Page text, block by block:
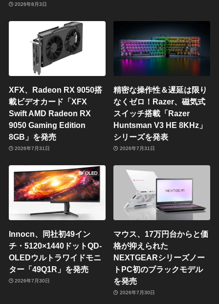
2026年8月3日
XFX、Radeon RX 9050搭
載ビデオカード「XFX
Swift AMD Radeon RX
9050 Gaming Edition
8GB」を発売
2026年7月31日
精密な操作性＆遅延は限り
なくゼロ！Razer、磁気式
スイッチ搭載「Razer
Huntsman V3 HE 8KHz」
シリーズを発表
2026年7月31日
Innocn、同社初49イン
チ・5120×1440ドットQD-
OLEDウルトラワイドモニ
ター「49Q1R」を発売
2026年7月30日
マウス、17万円台からと価
格が抑えられた
NEXTGEARシリーズノー
トPC初のブラックモデル
を発売
2026年7月30日